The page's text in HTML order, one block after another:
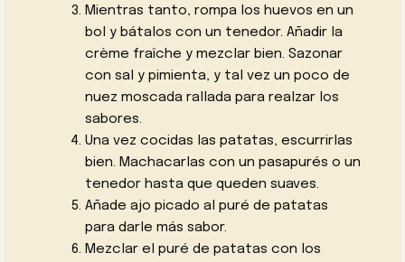
Mientras tanto, rompa los huevos en un
bol y bátalos con un tenedor. Añadir la
crème fraîche y mezclar bien. Sazonar
con sal y pimienta, y tal vez un poco de
nuez moscada rallada para realzar los
sabores.
Una vez cocidas las patatas, escurrirlas
bien. Machacarlas con un pasapurés o un
tenedor hasta que queden suaves.
Añade ajo picado al puré de patatas
para darle más sabor.
Mezclar el puré de patatas con los